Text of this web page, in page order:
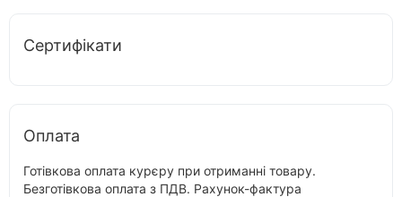
Сертифікати
Оплата
Готівкова оплата курєру при отриманні товару.
Безготівкова оплата з ПДВ. Рахунок-фактура